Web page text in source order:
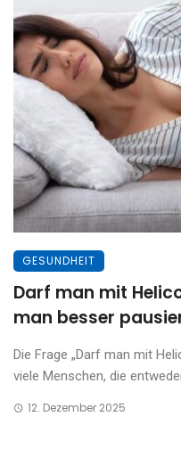
GESUNDHEIT
Darf man mit
man besser
Die Frage „Darf man mit
viele Menschen, die
12. Dezember 2025